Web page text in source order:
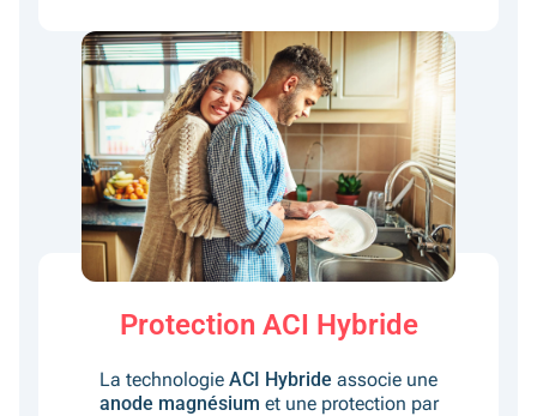
Protection ACI Hybride
La technologie ACI Hybride associe une
anode magnésium et une protection par